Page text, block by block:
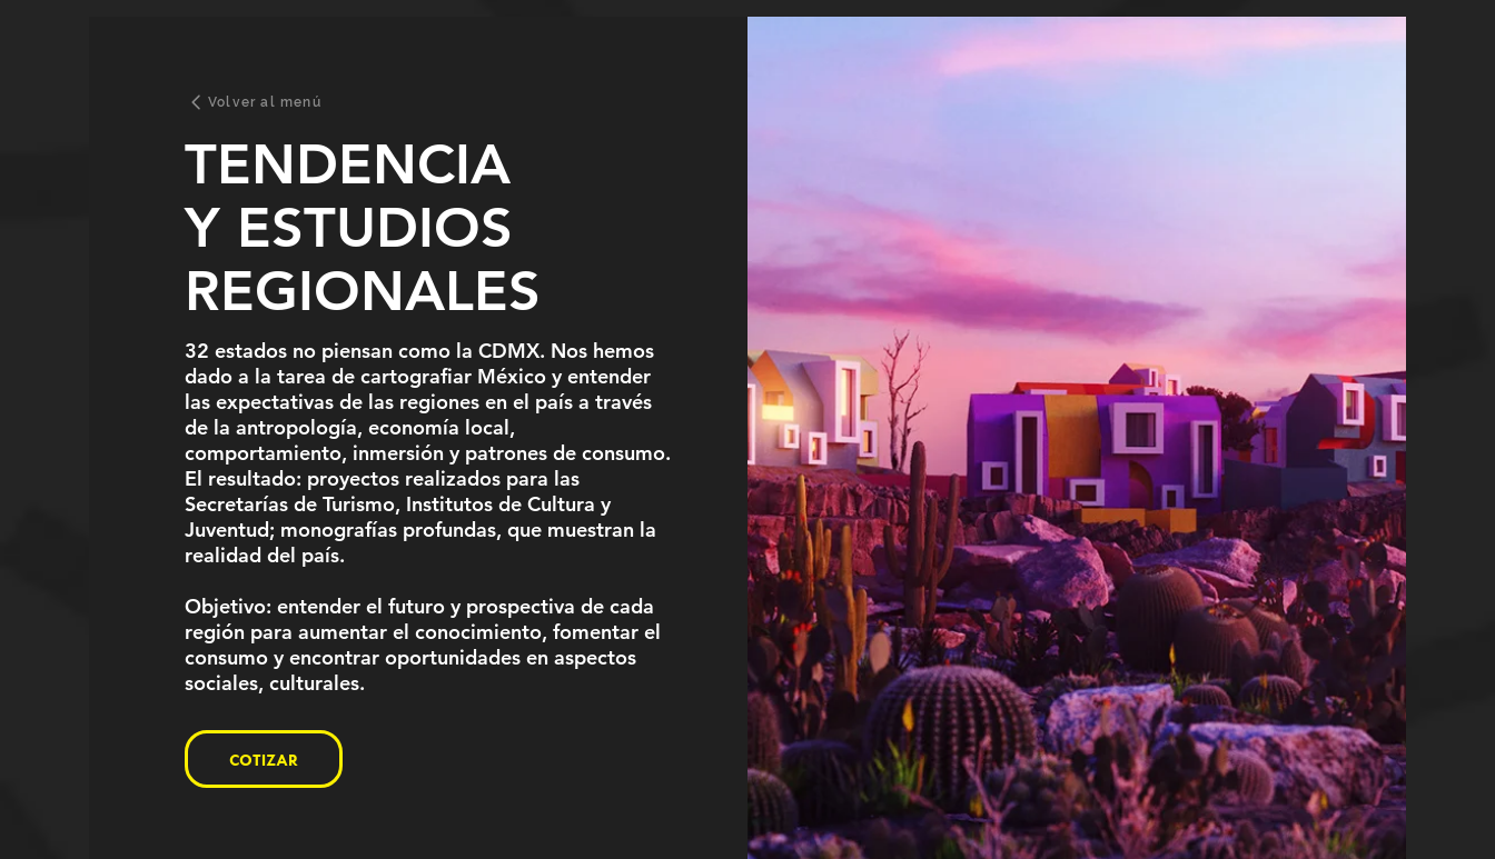
Volver al menú
TENDENCIA
Y ESTUDIOS
REGIONALES
32 estados no piensan como la CDMX. Nos hemos
dado a la tarea de cartografiar México y entender
las expectativas de las regiones en el país a través
de la antropología, economía local,
comportamiento, inmersión y patrones de consumo.
El resultado: proyectos realizados para las
Secretarías de Turismo, Institutos de Cultura y
Juventud; monografías profundas, que muestran la
realidad del país.
Objetivo: entender el futuro y prospectiva de cada
región para aumentar el conocimiento, fomentar el
consumo y encontrar oportunidades en aspectos
sociales, culturales.
COTIZAR